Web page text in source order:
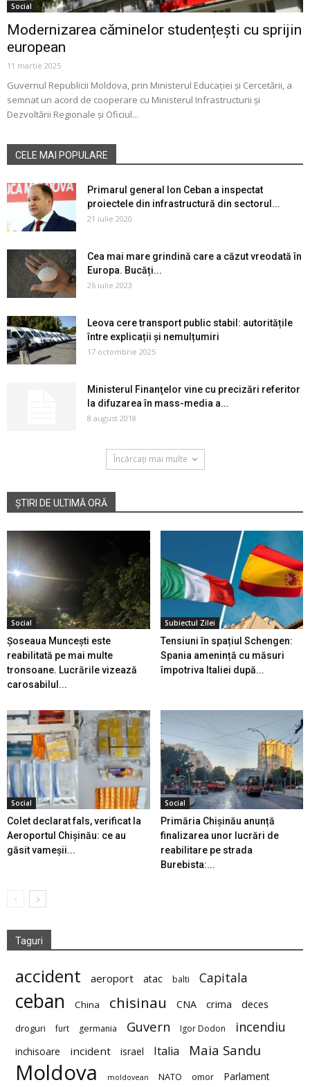
Social
Modernizarea căminelor studențești cu sprijin
european
11 martie 2025
Guvernul Republicii Moldova, prin Ministerul Educației și Cercetării, a
semnat un acord de cooperare cu Ministerul Infrastructurii și
Dezvoltării Regionale și Oficiul...
CELE MAI POPULARE
Primarul general Ion Ceban a inspectat
proiectele din infrastructură din sectorul...
21 iulie 2020
Cea mai mare grindină care a căzut vreodată în
Europa. Bucăți...
26 iulie 2023
Leova cere transport public stabil: autoritățile
între explicații și nemulțumiri
17 octombrie 2025
Ministerul Finanţelor vine сu precizări referitor
la difuzarea în mass-media a...
8 august 2018
Încărcați mai multe
ȘTIRI DE ULTIMĂ ORĂ
Social
Șoseaua Muncești este
reabilitată pe mai multe
tronsoane. Lucrările vizează
carosabilul...
Subiectul Zilei
Tensiuni în spațiul Schengen:
Spania amenință cu măsuri
împotriva Italiei după...
Social
Colet declarat fals, verificat la
Aeroportul Chișinău: ce au
găsit vameșii...
Social
Primăria Chișinău anunță
finalizarea unor lucrări de
reabilitare pe strada
Burebista:...
Taguri
accident aeroport atac balti Capitala
ceban China chisinau CNA crima deces
droguri furt germania Guvern Igor Dodon incendiu
inchisoare incident israel Italia Maia Sandu
Moldova moldovean NATO omor Parlament